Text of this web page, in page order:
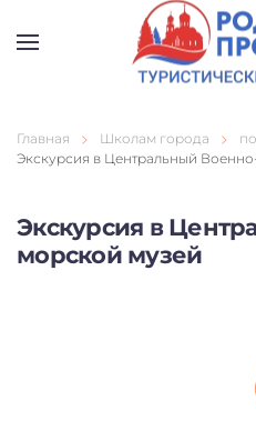
Перейти к содержимому
Главная Школам города
Экскурсия в Центральный
Экскурсия в
морской музей